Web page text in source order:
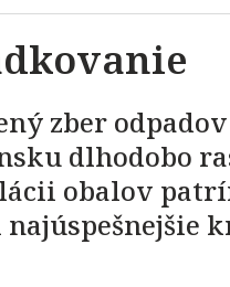
zber
dlhodobo
obalov
najúspešnejšie